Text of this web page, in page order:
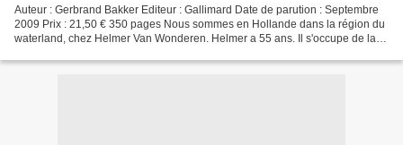
Auteur : Gerbrand Bakker Editeur : Gallimard Date de parution : Septembre
2009 Prix : 21,50 € 350 pages Nous sommes en Hollande dans la région du
waterland, chez Helmer Van Wonderen. Helmer a 55 ans. Il s'occupe de la